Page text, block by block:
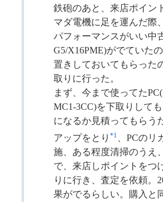
鉄砲のあと、来店ポイン
マダ電機に足を運んだ際
パフォーマンスがいい中
G5/X16PME)がでていた
置きしておいてもらった
取りに行った。
まず、今まで使ってた
MC1-3CC)を下取りして
になるか見積ってもらう
アップをとり *1
、PCのリ
施、ある程度清掃のうえ
で、来店しポイントをつ
りに行き、査定を依頼。
果がでるらしい。購入と